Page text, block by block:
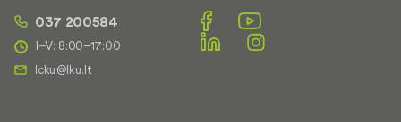
037 200584
I–V: 8:00–17:00